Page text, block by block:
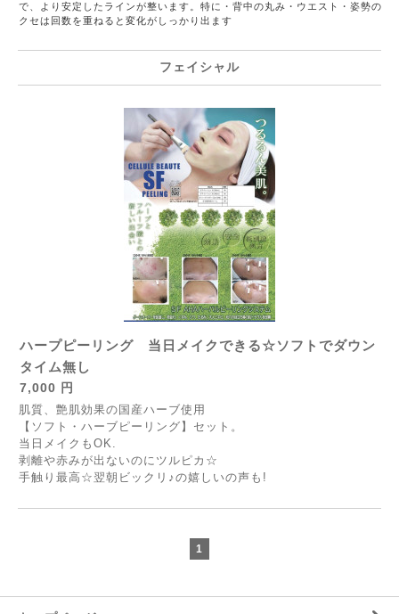
で、より安定したラインが整います。特に・背中の丸み・ウエスト・姿勢の
クセは回数を重ねると変化がしっかり出ます
フェイシャル
ハープピーリング 当日メイクできる☆ソフトでダウン
タイム無し
7,000 円
肌質、艶肌効果の国産ハーブ使用
【ソフト・ハーブピーリング】セット。
当日メイクもOK.
剥離や赤みが出ないのにツルピカ☆
手触り最高☆翌朝ビックリ♪の嬉しいの声も!
1